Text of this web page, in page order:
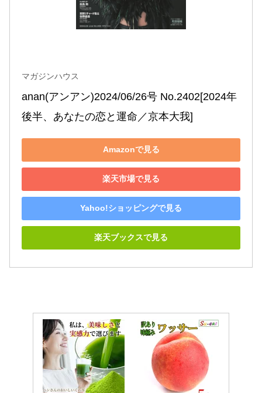
マガジンハウス
anan(アンアン)2024/06/26号 No.2402[2024年
後半、あなたの恋と運命／京本大我]
Amazonで見る
楽天市場で見る
Yahoo!ショッピングで見る
楽天ブックスで見る